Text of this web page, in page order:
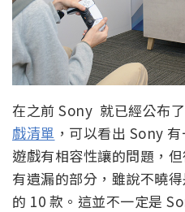
在之前 Sony 就已經公布
戲清單 ，可以看出 Sony
遊戲有相容性讓的問題，
有遺漏的部分，雖說不曉
的 10 款。這並不一定是